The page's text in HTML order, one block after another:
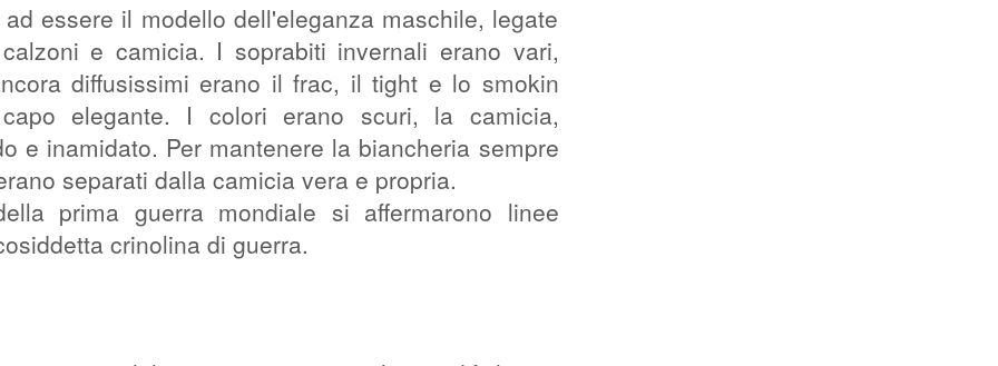
essere il modello dell'eleganza maschile, legate
e camicia. I soprabiti invernali erano vari,
diffusissimi erano il frac, il tight e lo smokin
elegante. I colori erano scuri, la camicia,
e inamidato. Per mantenere la biancheria sempre
separati dalla camicia vera e propria.
prima guerra mondiale si affermarono linee
crinolina di guerra.